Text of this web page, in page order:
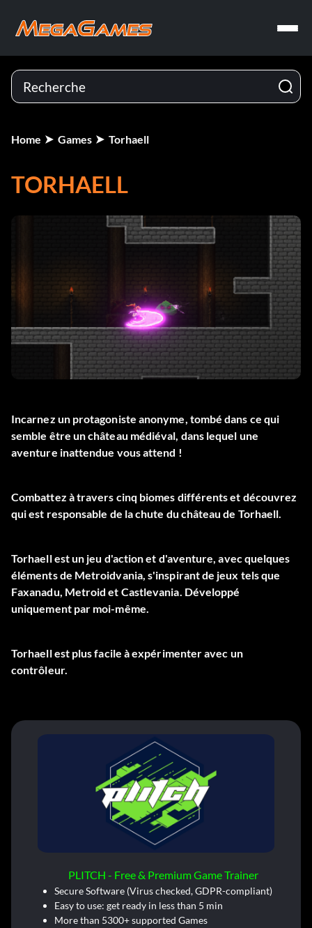
Home Games Torhaell
TORHAELL
Incarnez un protagoniste anonyme, tombé dans ce qui
semble être un château médiéval, dans lequel une
aventure inattendue vous attend !
Combattez à travers cinq biomes différents et découvrez
qui est responsable de la chute du château de Torhaell.
Torhaell est un jeu d'action et d'aventure, avec quelques
éléments de Metroidvania, s'inspirant de jeux tels que
Faxanadu, Metroid et Castlevania. Développé
uniquement par moi-même.
Torhaell est plus facile à expérimenter avec un
contrôleur.
PLITCH - Free & Premium Game Trainer
Secure Software (Virus checked, GDPR-compliant)
Easy to use: get ready in less than 5 min
More than 5300+ supported Games